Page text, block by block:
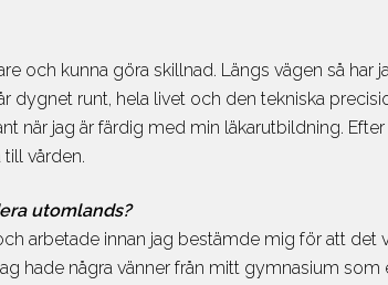
och kunna göra skillnad. Längs vägen så
dygnet runt, hela livet och den tekniska
när jag är färdig med min läkarutbildning.
vården.
utomlands?
arbetade innan jag bestämde mig för att
hade några vänner från mitt gymnasium